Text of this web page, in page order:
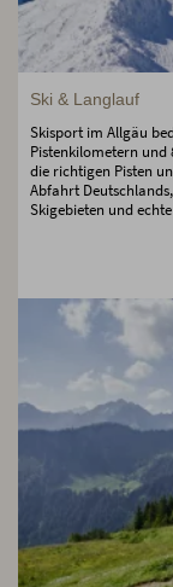
Ski & Langlauf
Skisport im Allgäu
Pistenkilometern und
die richtigen Pisten
Abfahrt
Skigebieten und